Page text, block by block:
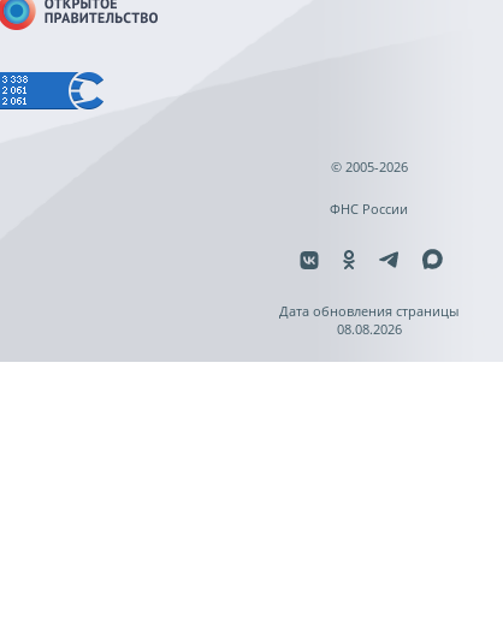
© 2005-2026
ФНС России
Дата обновления страницы
08.08.2026